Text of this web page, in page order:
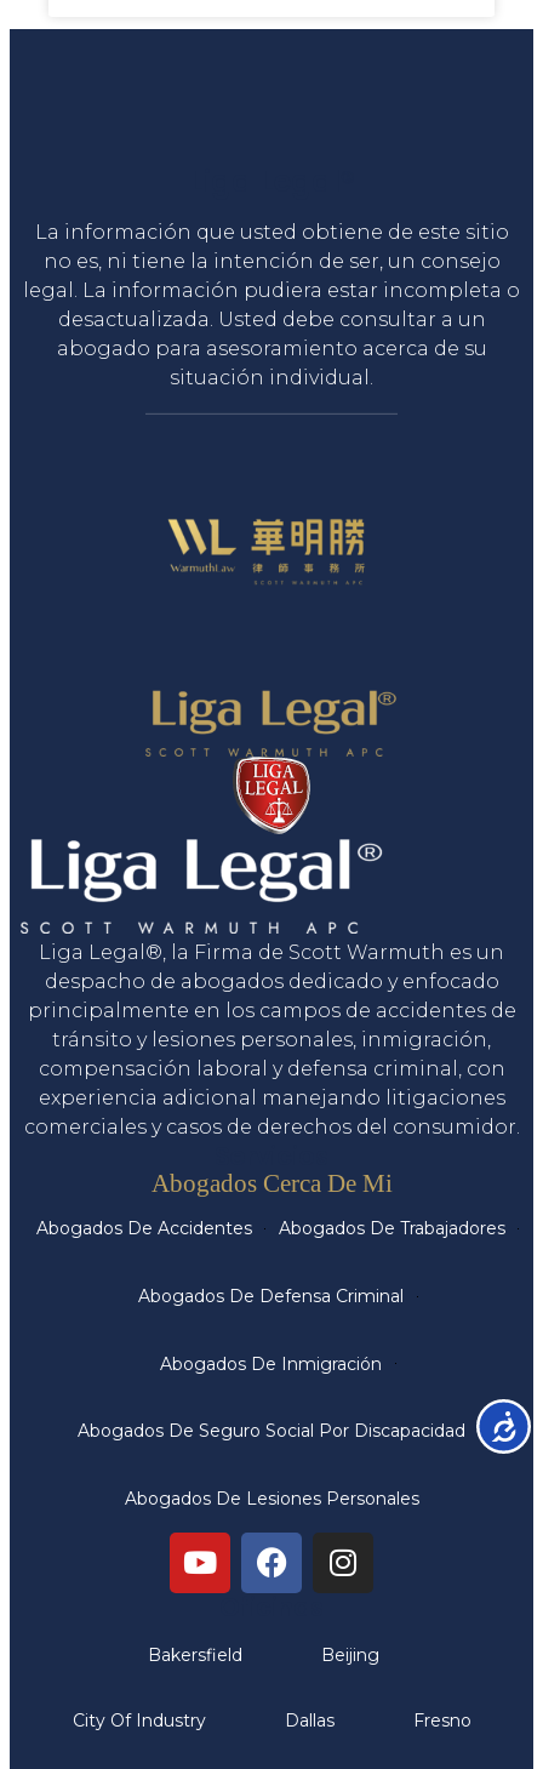
La información que usted obtiene de este sitio
no es, ni tiene la intención de ser, un consejo
legal. La información pudiera estar incompleta o
desactualizada. Usted debe consultar a un
abogado para asesoramiento acerca de su
situación individual.
Liga Legal®, la Firma de Scott Warmuth es un
despacho de abogados dedicado y enfocado
principalmente en los campos de accidentes de
tránsito y lesiones personales, inmigración,
compensación laboral y defensa criminal, con
experiencia adicional manejando litigaciones
comerciales y casos de derechos del consumidor.
Abogados Cerca De Mi
Abogados De Accidentes Abogados De Trabajadores
Abogados De Defensa Criminal
Abogados De Inmigración
Abogados De Seguro Social Por Discapacidad
Abogados De Lesiones Personales
Bakersfield Beijing
City Of Industry Dallas Fresno